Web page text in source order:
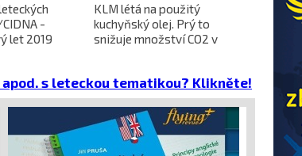
-
let 2019
KLM létá na použitý
kuchyňský olej. Prý to
snižuje množství CO2 v
L-610
projekt
s leteckou tematikou? Klikněte!